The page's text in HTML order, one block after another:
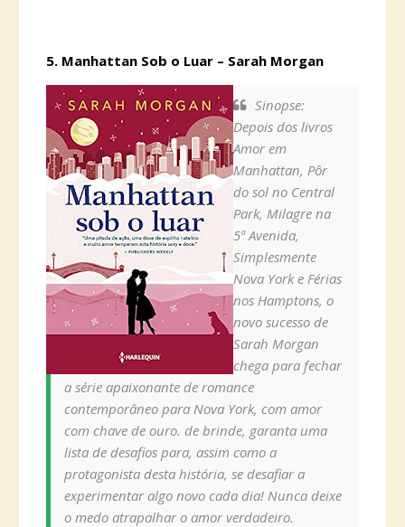
5. Manhattan Sob o Luar – Sarah Morgan
Sinopse:
Depois dos livros
Amor em
Manhattan, Pôr
do sol no Central
Park, Milagre na
5ª Avenida,
Simplesmente
Nova York e Férias
nos Hamptons, o
novo sucesso de
Sarah Morgan
chega para fechar
a série apaixonante de romance
contemporâneo para Nova York, com amor
com chave de ouro. de brinde, garanta uma
lista de desafios para, assim como a
protagonista desta história, se desafiar a
experimentar algo novo cada dia! Nunca deixe
o medo atrapalhar o amor verdadeiro.